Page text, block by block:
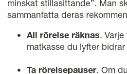
minskat stillasittande”. Man
sammanfatta deras
All rörelse räknas.
matkasse du lyfter
Ta rörelsepauser. Om